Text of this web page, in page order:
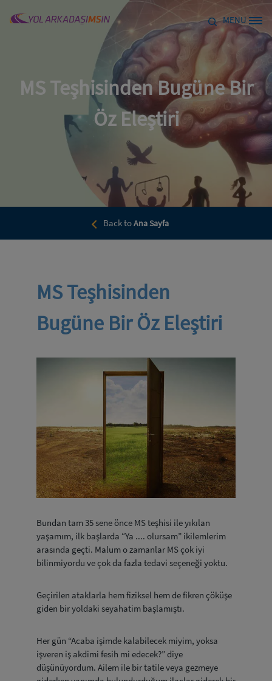
Skip to main content
Site Logo
MENU
MS Teşhisinden Bugüne Bir
Öz Eleştiri
Back toAna Sayfa
MS Teşhisinden
Bugüne Bir Öz Eleştiri
Bundan tam 35 sene önce MS teşhisi ile yıkılan
yaşamım, ilk başlarda “Ya .... olursam” ikilemlerim
arasında geçti. Malum o zamanlar MS çok iyi
bilinmiyordu ve çok da fazla tedavi seçeneği yoktu.
Geçirilen ataklarla hem fiziksel hem de fikren çöküşe
giden bir yoldaki seyahatim başlamıştı.
Her gün “Acaba işimde kalabilecek miyim, yoksa
işveren iş akdimi fesih mi edecek?” diye
düşünüyordum. Ailem ile bir tatile veya gezmeye